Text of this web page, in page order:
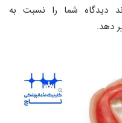
دیدگاه شما را نسبت به
دهد.